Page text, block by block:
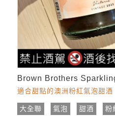
Brown Brothers
適合甜點的澳洲粉紅氣泡甜酒
大全聯 氣泡 甜酒 粉